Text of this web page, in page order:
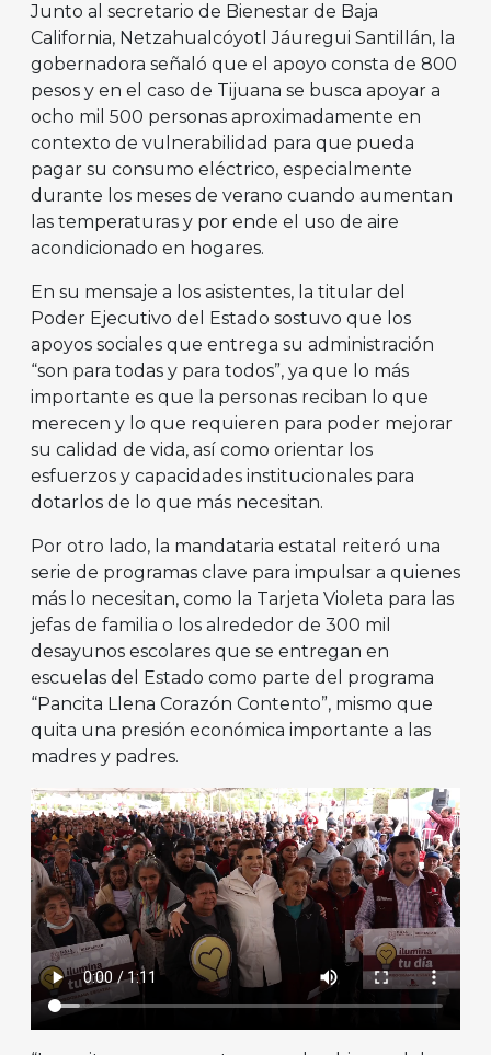
Junto al secretario de Bienestar de Baja
California, Netzahualcóyotl Jáuregui Santillán, la
gobernadora señaló que el apoyo consta de 800
pesos y en el caso de Tijuana se busca apoyar a
ocho mil 500 personas aproximadamente en
contexto de vulnerabilidad para que pueda
pagar su consumo eléctrico, especialmente
durante los meses de verano cuando aumentan
las temperaturas y por ende el uso de aire
acondicionado en hogares.
En su mensaje a los asistentes, la titular del
Poder Ejecutivo del Estado sostuvo que los
apoyos sociales que entrega su administración
“son para todas y para todos”, ya que lo más
importante es que la personas reciban lo que
merecen y lo que requieren para poder mejorar
su calidad de vida, así como orientar los
esfuerzos y capacidades institucionales para
dotarlos de lo que más necesitan.
Por otro lado, la mandataria estatal reiteró una
serie de programas clave para impulsar a quienes
más lo necesitan, como la Tarjeta Violeta para las
jefas de familia o los alrededor de 300 mil
desayunos escolares que se entregan en
escuelas del Estado como parte del programa
“Pancita Llena Corazón Contento”, mismo que
quita una presión económica importante a las
madres y padres.